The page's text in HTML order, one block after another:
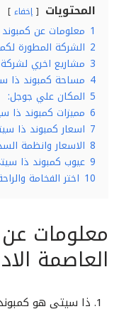
المحتويات إخفاء
1 معلومات عن كمبوند
2 الشركة المطورة
3 مشاريع اخري
4 مساحة كمبوند ذا
5 المكان علي جوجل:
6 مميزات كمبوند ذا
7 اسعار كمبوند ذا
8 الاسعار وانظمة
9 عيوب كمبوند ذا
10 اختر الفخامة
معلومات
العاصمة
ذا سيتي هو